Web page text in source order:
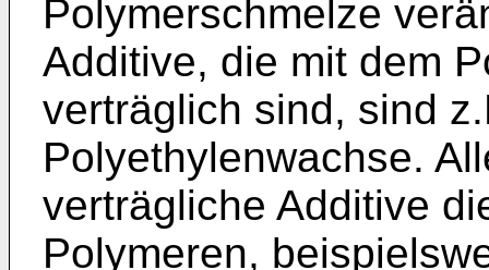
Polymerschmelze
Additive, die mit dem
verträglich sind, sind
Polyethylenwachse.
verträgliche Additive
Polymeren,